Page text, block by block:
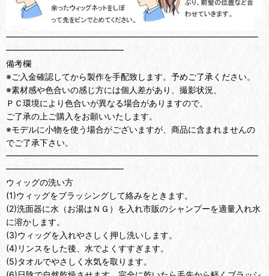
━━━━━━━━━━━━━━━━━━━━━━━━━━━━━━
━━━━━━━━━━━━━━
備考欄
※ご入金確認してから製作を手配致します。予めご了承ください。
※素材感や色合いの感じ方には個人差があり、撮影状況、
ＰＣ環境により色合いが異なる場合がありますので、
ご了承の上ご購入をお願いいたします。
※モデルに小物を使う場合がございますが、商品に含まれませんの
でご了承下さい。
━━━━━━━━━━━━━━━━━━━━━━━━━━━━━━
━━━━━━━━━━━━━━
ウィッグの洗い方
(1)ウィッグをブラッシングして絡みをときます。
(2)洗面器に水（お湯はＮＧ）を入れ市販のシャンプーを適量入れ水
に溶かします。
(3)ウィッグを入れやさしく押し洗いします。
(4)リンスをした後、水でよくすすぎます。
(5)タオルでやさしく水気を取ります。